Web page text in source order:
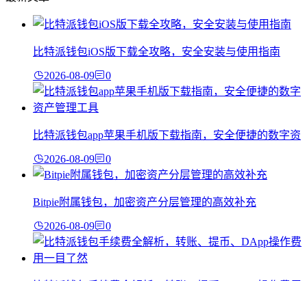
比特派钱包iOS版下载全攻略，安全安装与使用指南
2026-08-09 0
比特派钱包app苹果手机版下载指南，安全便捷的数字资
2026-08-09 0
Bitpie附属钱包，加密资产分层管理的高效补充
2026-08-09 0